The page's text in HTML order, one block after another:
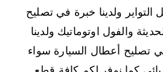
التواير ولدينا خبرة في تصليح
والفول اوتوماتيك ولدينا
تصليح أعطال السيارة سواء